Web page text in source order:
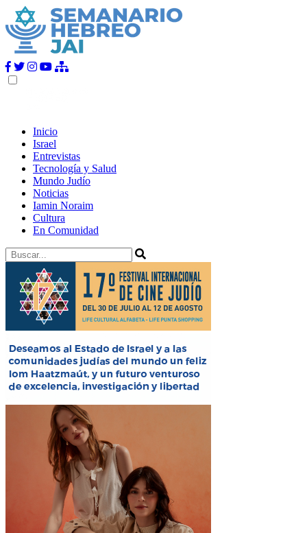
Inicio
Israel
Entrevistas
Tecnología y Salud
Mundo Judío
Noticias
Iamin Noraim
Cultura
En Comunidad